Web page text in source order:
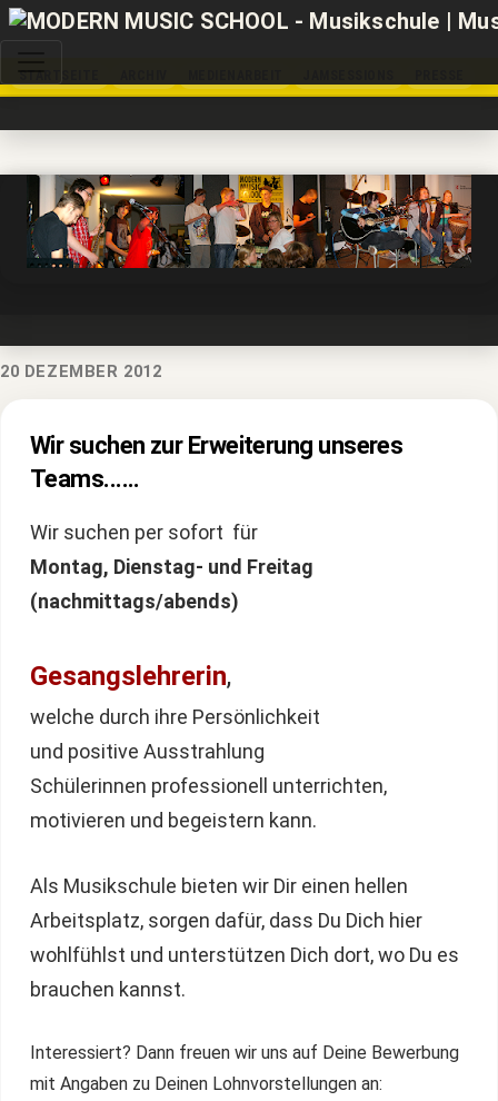
STARTSEITE
20 DEZEMBER 2012
Wir suchen zur Erweiterung unseres
Teams......
Wir suchen per sofort für
Montag, Dienstag- und Freitag
(nachmittags/abends)
Gesangslehrerin,
welche durch ihre Persönlichkeit
und positive Ausstrahlung
Schülerinnen professionell unterrichten,
motivieren und begeistern kann.
Als Musikschule bieten wir Dir einen hellen
Arbeitsplatz, sorgen dafür, dass Du Dich hier
wohlfühlst und unterstützen Dich dort, wo Du es
brauchen kannst.
Interessiert? Dann freuen wir uns auf Deine Bewerbung
mit Angaben zu Deinen Lohnvorstellungen an: